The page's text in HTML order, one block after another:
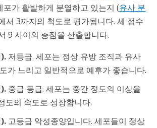
포가 활발하게 분열하고 있는지 (유사 분
서 3까지의 척도로 평가됩니다. 세 점수
9 사이의 총점을 산출합니다.
저등급. 세포는 정상 유방 조직과 유사
가 느리고 일반적으로 예후가 좋습니다.
중급 등급. 세포는 중간 정도의 이상을
도의 속도로 성장합니다.
고등급 악성종양입니다. 세포들이 정상